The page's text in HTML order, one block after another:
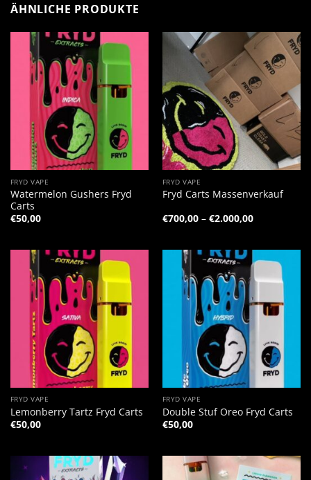
ÄHNLICHE PRODUKTE
FRYD VAPE
Watermelon Gushers Fryd
Carts
€50,00
FRYD VAPE
Fryd Carts Massenverkauf
€700,00 – €2.000,00
€700,00
FRYD VAPE
Lemonberry Tartz Fryd Carts
€50,00
FRYD VAPE
Double Stuf Oreo Fryd Carts
€50,00